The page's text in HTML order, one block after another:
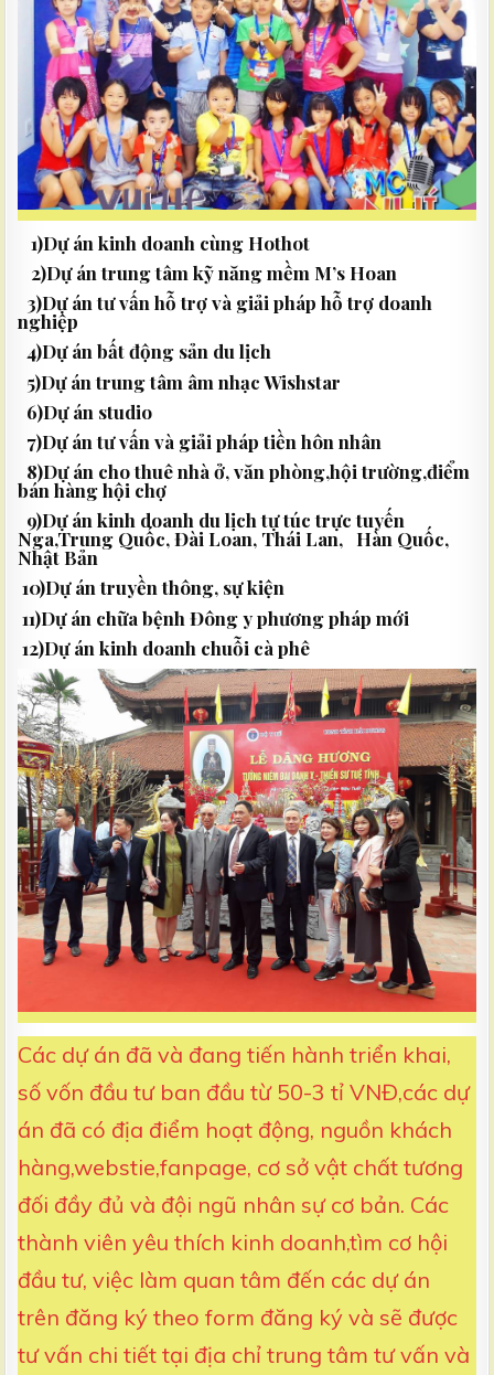
1)Dự án kinh doanh cùng Hothot
2)Dự án trung tâm kỹ năng mềm M’s Hoan
3)Dự án tư vấn hỗ trợ và giải pháp hỗ trợ doanh
nghiệp
4)Dự án bất động sản du lịch
5)Dự án trung tâm âm nhạc Wishstar
6)Dự án studio
7)Dự án tư vấn và giải pháp tiền hôn nhân
8)Dự án cho thuê nhà ở, văn phòng,hội trường,điểm
bán hàng hội chợ
9)Dự án kinh doanh du lịch tự túc trực tuyến
Nga,Trung Quốc, Đài Loan, Thái Lan, Hàn Quốc,
Nhật Bản
10)Dự án truyền thông, sự kiện
11)Dự án chữa bệnh Đông y phương pháp mới
12)Dự án kinh doanh chuỗi cà phê
Các dự án đã và đang tiến hành triển khai,
số vốn đầu tư ban đầu từ 50-3 tỉ VNĐ,các dự
án đã có địa điểm hoạt động, nguồn khách
hàng,webstie,fanpage, cơ sở vật chất tương
đối đầy đủ và đội ngũ nhân sự cơ bản. Các
thành viên yêu thích kinh doanh,tìm cơ hội
đầu tư, việc làm quan tâm đến các dự án
trên đăng ký theo form đăng ký và sẽ được
tư vấn chi tiết tại địa chỉ trung tâm tư vấn và